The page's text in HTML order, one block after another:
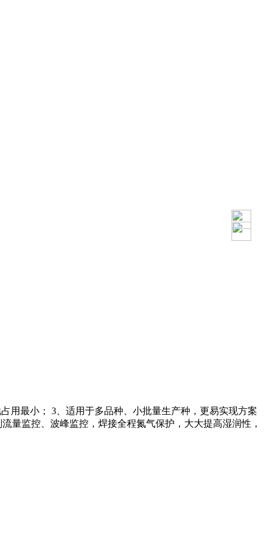
用最小； 3、适用于多品种、小批量生产种，更易实现方案
量监控、波峰监控，焊接全程氮气保护，大大提高湿润性，